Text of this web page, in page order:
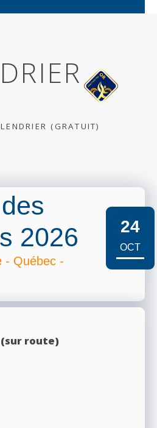
(GRATUIT)
2026
- Québec -
24
OCT
(sur route)